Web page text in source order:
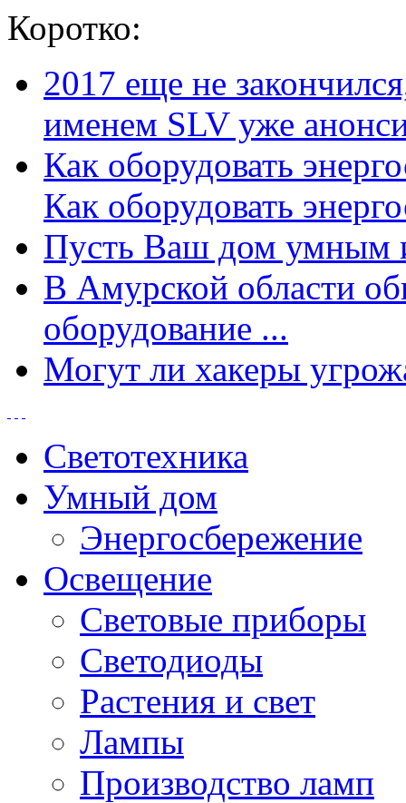
Коротко:
2017 еще не
именем SLV уже
Как оборудовать
Как оборудовать
Пусть Ваш дом умным
В Амурской области
оборудование ...
Могут ли хакеры
Светотехника
Умный дом
Энергосбережение
Освещение
Световые приборы
Светодиоды
Растения и свет
Лампы
Производство ламп